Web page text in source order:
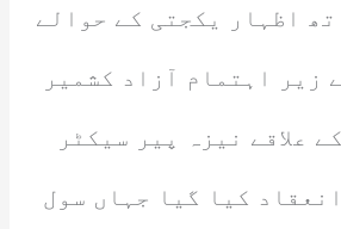
اظہار یکجتی کے حوالے
زیر اہتمام آزاد کشمیر
علاقے نیزہ پیر سیکٹر
کیا گیا جہاں سول